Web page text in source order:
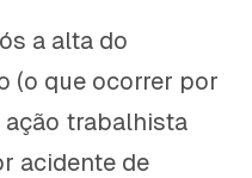
a alta do
(o que ocorrer por
trabalhista
acidente de